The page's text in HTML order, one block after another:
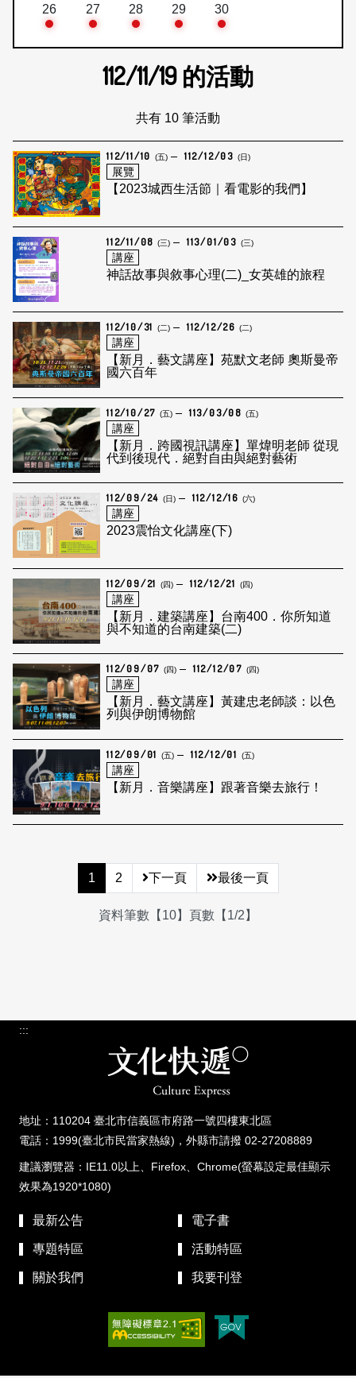
26 27 28 29 30
112/11/19 的活動
共有 10 筆活動
112/11/10 (五) 112/12/03 (日)
展覽
【2023城西生活節｜看電影的我們】
112/11/08 (三) 113/01/03 (三)
講座
神話故事與敘事心理(二)_女英雄的旅程
112/10/31 (二) 112/12/26 (二)
講座
【新月．藝文講座】苑默文老師 奧斯曼帝
國六百年
112/10/27 (五) 113/03/08 (五)
講座
【新月．跨國視訊講座】單煒明老師 從現
代到後現代．絕對自由與絕對藝術
112/09/24 (日) 112/12/16 (六)
講座
2023震怡文化講座(下)
112/09/21 (四) 112/12/21 (四)
講座
【新月．建築講座】台南400．你所知道
與不知道的台南建築(二)
112/09/07 (四) 112/12/07 (四)
講座
【新月．藝文講座】黃建忠老師談：以色
列與伊朗博物館
112/09/01 (五) 112/12/01 (五)
講座
【新月．音樂講座】跟著音樂去旅行！
1 2 下一頁 最後一頁
資料筆數【10】頁數【1/2】
:::
地址：110204 臺北市信義區市府路一號四樓東北區
電話：1999(臺北市民當家熱線)，外縣市請撥 02-27208889
建議瀏覽器：IE11.0以上、Firefox、Chrome(螢幕設定最佳顯示
效果為1920*1080)
最新公告 電子書
專題特區 活動特區
關於我們 我要刊登